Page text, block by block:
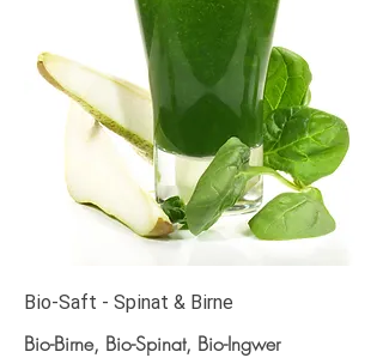
Bio-Saft - Spinat & Birne
Bio-Birne, Bio-Spinat, Bio-Ingwer